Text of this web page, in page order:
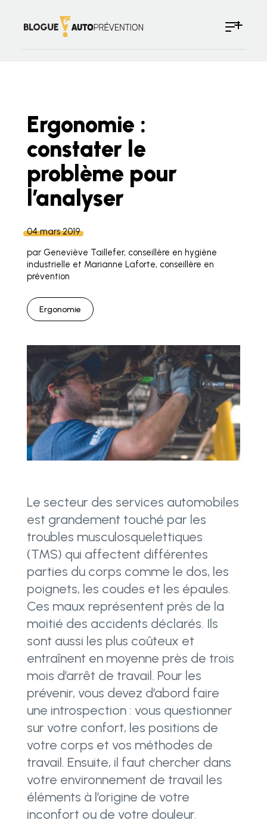
Ergonomie :
constater le
problème pour
l’analyser
04 mars 2019
par Geneviève Taillefer, conseillère en hygiène
industrielle et Marianne Laforte, conseillère en
prévention
Le secteur des services automobiles
est grandement touché par les
troubles musculosquelettiques
(TMS) qui affectent différentes
parties du corps comme le dos, les
poignets, les coudes et les épaules.
Ces maux représentent près de la
moitié des accidents déclarés. Ils
sont aussi les plus coûteux et
entraînent en moyenne près de trois
mois d’arrêt de travail. Pour les
prévenir, vous devez d’abord faire
une introspection : vous questionner
sur votre confort, les positions de
votre corps et vos méthodes de
travail. Ensuite, il faut chercher dans
votre environnement de travail les
éléments à l’origine de votre
inconfort ou de votre douleur.
Ergonomie